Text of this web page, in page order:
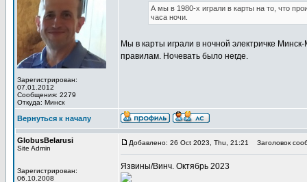
Зарегистрирован:
07.01.2012
Сообщения: 2279
Откуда: Минск
А мы в 1980-х играли в карты на то, что
часа ночи.
Мы в карты играли в ночной электричке
правилам. Ночевать было негде.
Вернуться к началу
GlobusBelarusi
Site Admin
Зарегистрирован:
06.10.2008
Добавлено: 26 Oct 2023, Thu, 21:21 Заголовок
Язвины/Винч. Октябрь 2023